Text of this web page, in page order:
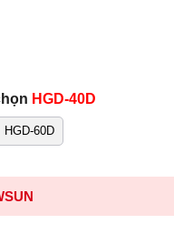
HGD-40D
HGD-60D